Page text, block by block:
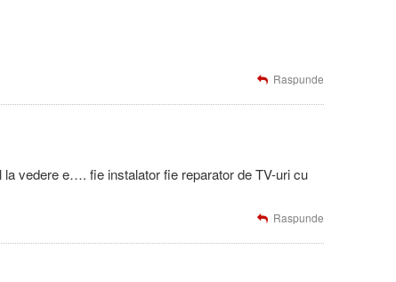
Raspunde
la vedere e…. fie instalator fie reparator de TV-uri cu
Raspunde